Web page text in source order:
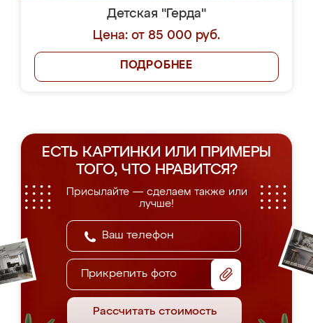
Детская "Герда"
Цена: от 85 000 руб.
ПОДРОБНЕЕ
ЕСТЬ КАРТИНКИ ИЛИ ПРИМЕРЫ
ТОГО, ЧТО НРАВИТСЯ?
Присылайте — сделаем также или
лучше!
Прикрепить фото
Рассчитать стоимость